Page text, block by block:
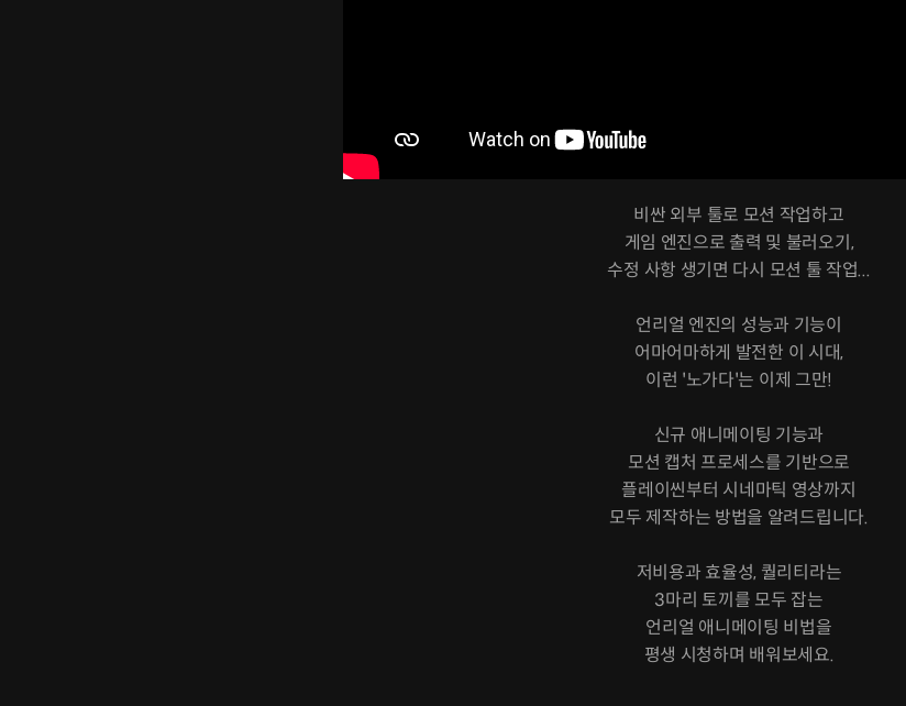
비싼 외부 툴로 모션 작업하고
게임 엔진으로 출력 및 불러오기,
수정 사항 생기면 다시 모션 툴 작업...
언리얼 엔진의 성능과 기능이
어마어마하게 발전한 이 시대,
이런 '노가다'는 이제 그만!
신규 애니메이팅 기능과
모션 캡처 프로세스를 기반으로
플레이씬부터 시네마틱 영상까지
모두 제작하는 방법을 알려드립니다.
저비용과 효율성, 퀄리티라는
3마리 토끼를 모두 잡는
언리얼 애니메이팅 비법을
평생 시청하며 배워보세요.